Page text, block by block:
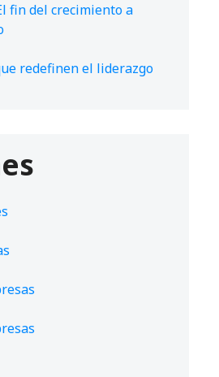
fin del crecimiento a
redefinen el liderazgo